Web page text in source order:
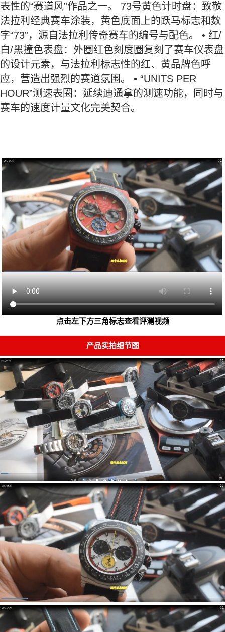
表性的“赛道风”作品之一。 73号黄色计时盘：致敬
法拉利经典赛车涂装，黄色底面上的跃马标志和数
字“73”，源自法拉利传奇赛车的编号与配色。 • 红/
白/黑撞色表盘：外圈红色刻度圈复刻了赛车仪表盘
的设计元素，与法拉利标志性的红、黄品牌色呼
应，营造出强烈的赛道氛围。 • “UNITS PER
HOUR”测速表圈：延续迪通拿的测速功能，同时与
赛车的速度计量文化完美契合。
点击左下方三角标志查看评测视频
产品实拍细节图